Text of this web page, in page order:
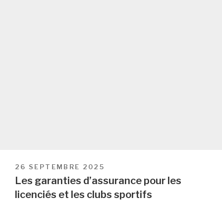
PUBLIÉ
LE
26 SEPTEMBRE 2025
Les garanties d’assurance pour les
licenciés et les clubs sportifs